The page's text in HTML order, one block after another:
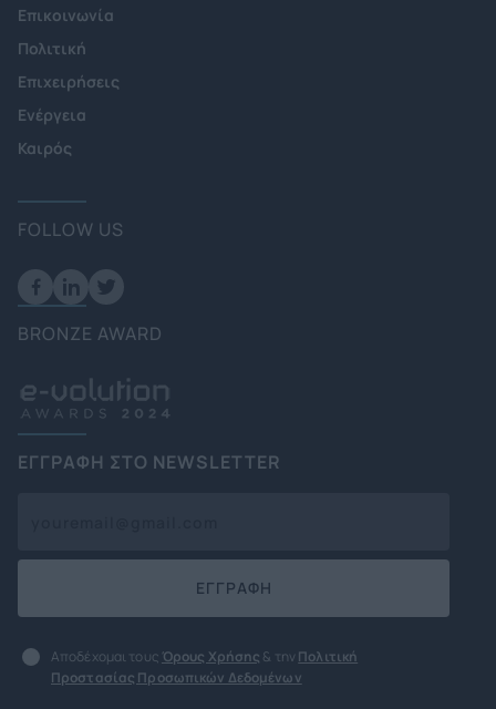
Επικοινωνία
Πολιτική
Επιχειρήσεις
Ενέργεια
Καιρός
FOLLOW US
BRONZE AWARD
ΕΓΓΡΑΦΗ ΣΤΟ NEWSLETTER
ΕΓΓΡΑΦΗ
Αποδέχομαι τους Όρους Χρήσης & την Πολιτική
Προστασίας Προσωπικών Δεδομένων